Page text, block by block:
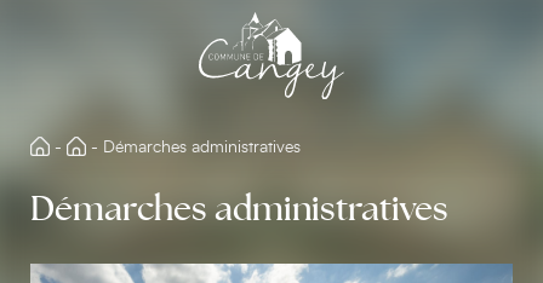
- - Démarches administratives
Démarches administratives